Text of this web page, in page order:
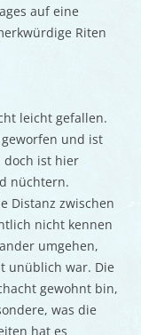
auf eine
Riten
leicht gefallen.
und ist
doch ist hier
nüchtern.
Distanz zwischen
nicht kennen
umgehen,
unüblich war. Die
gewohnt bin,
was die
hat es